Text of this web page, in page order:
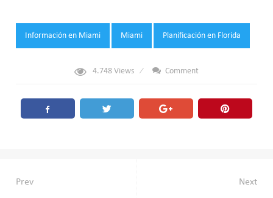
Tags:
Información en Miami Miami Planificación en Florida
4.748 Views Comment
Navegación
Prev Next